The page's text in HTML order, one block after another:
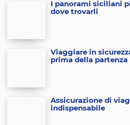
I panorami siciliani
dove trovarli
Viaggiare in
prima della partenza
Assicurazione di
indispensabile